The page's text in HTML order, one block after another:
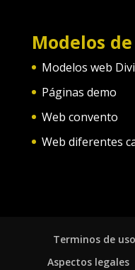
Modelos
Modelos web Divi
Páginas demo
Web convento
Web diferentes
Terminos de uso
Aspectos legales